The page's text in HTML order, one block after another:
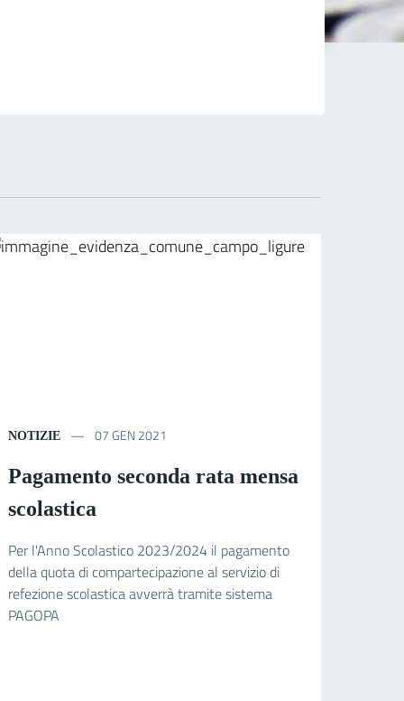
NOTIZIE 07 GEN 2021
Pagamento seconda rata mensa
scolastica
Per l'Anno Scolastico 2023/2024 il pagamento
della quota di compartecipazione al servizio di
refezione scolastica avverrà tramite sistema
PAGOPA